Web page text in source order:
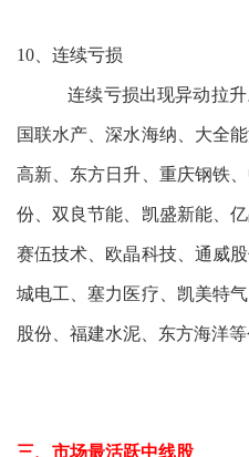
10、连续亏损
连续亏损出现异动拉
国联水产、深水海纳、大全
高新、东方日升、重庆钢铁
份、双良节能、凯盛新能、
赛伍技术、欧晶科技、通威
城电工、塞力医疗、凯美特
股份、福建水泥、东方海洋等
三、市场最活跃中线股